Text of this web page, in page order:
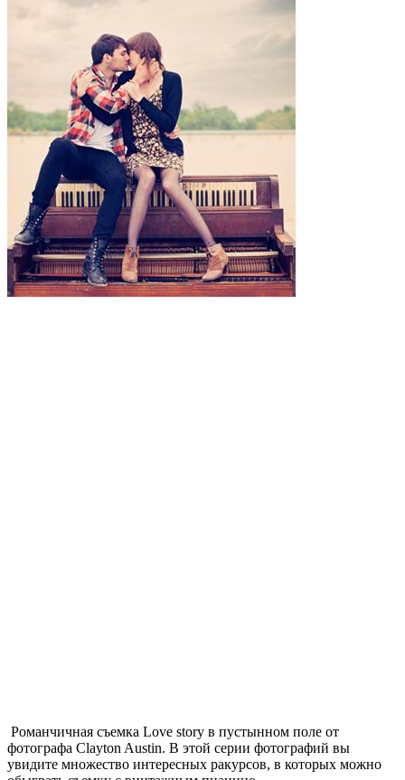
Романчичная съемка Love story в пустынном поле от
фотографа Clayton Austin. В этой серии фотографий вы
увидите множество интересных ракурсов, в которых можно